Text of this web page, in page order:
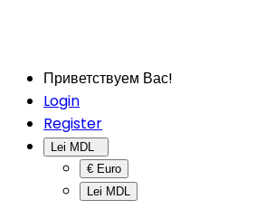
Приветствуем Вас!
Login
Register
€ Euro
Lei MDL